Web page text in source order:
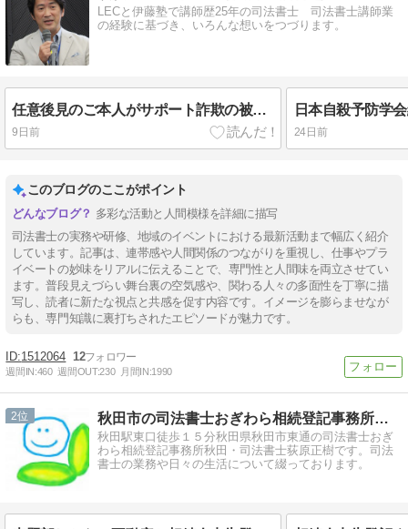
LECと伊藤塾で講師歴25年の司法書士 司法書士講師業
の経験に基づき、いろんな想いをつづります。
任意後見のご本人がサポート詐欺の被害に
9日前
日本自殺予防学
24日前
このブログのここがポイント
多彩な活動と人間模様を詳細に描写
司法書士の実務や研修、地域のイベントにおける最新活動まで幅広く紹介
しています。記事は、連帯感や人間関係のつながりを重視し、仕事やプラ
イベートの妙味をリアルに伝えることで、専門性と人間味を両立させてい
ます。普段見えづらい舞台裏の空気感や、関わる人々の多面性を丁寧に描
写し、読者に新たな視点と共感を促す内容です。イメージを膨らませなが
らも、専門知識に裏打ちされたエピソードが魅力です。
1512064 12
週間IN:460 週間OUT:230 月間IN:1990
2 秋田市の司法書士おぎわら相続登記事務所秋田のやわらかなブログ
秋田駅東口徒歩１５分秋田県秋田市東通の司法書士おぎ
わら相続登記事務所秋田・司法書士荻原正樹です。司法
書士の業務や日々の生活について綴っております。